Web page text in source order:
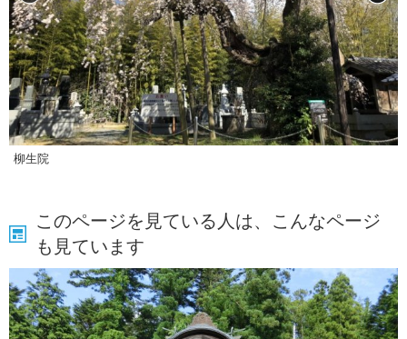
柳生院
このページを見ている人は、こんなページ
も見ています